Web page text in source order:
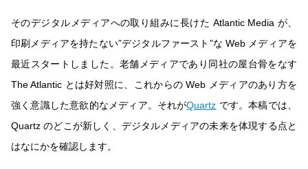
そのデジタルメディアへの取り組みに長けた Atlantic Media が、
印刷メディアを持たない”デジタルファースト”な Web メディアを
最近スタートしました。老舗メディアであり同社の屋台骨をなす
The Atlantic とは好対照に、これからの Web メディアのあり方を
強く意識した意欲的なメディア。それがQuartz です。本稿では、
Quartz のどこが新しく、デジタルメディアの未来を体現する点と
はなにかを確認します。